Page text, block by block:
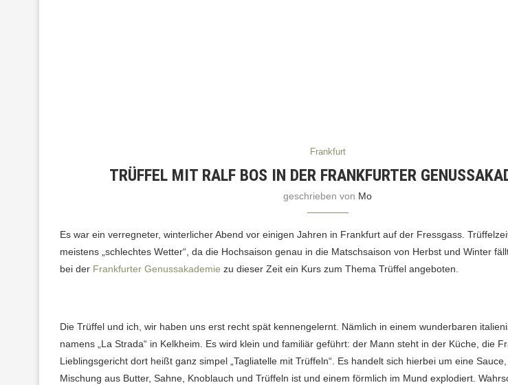
Frankfurt
TRÜFFEL MIT RALF BOS IN DER FRANKFURTER
geschrieben von Mo
Es war ein verregneter, winterlicher Abend vor einigen Jahren in Frankfurt auf der Fressgass.
meistens „schlechtes Wetter“, da die Hochsaison genau in die Matschsaison von Herbst und Winter
bei der Frankfurter Genussakademie zu dieser Zeit ein Kurs zum Thema Trüffel angeboten.
Die Trüffel und ich, wir haben uns erst recht spät kennengelernt. Nämlich in einem wunderbaren
namens „La Strada“ in Kelkheim. Es wird klein und familiär geführt: der Mann steht in der Küche, die
Lieblingsgericht dort heißt ganz simpel „Tagliatelle mit Trüffeln“. Es handelt sich hierbei um eine
Mischung aus Butter, Sahne, Knoblauch und Trüffeln ist und einem förmlich im Mund explodiert.